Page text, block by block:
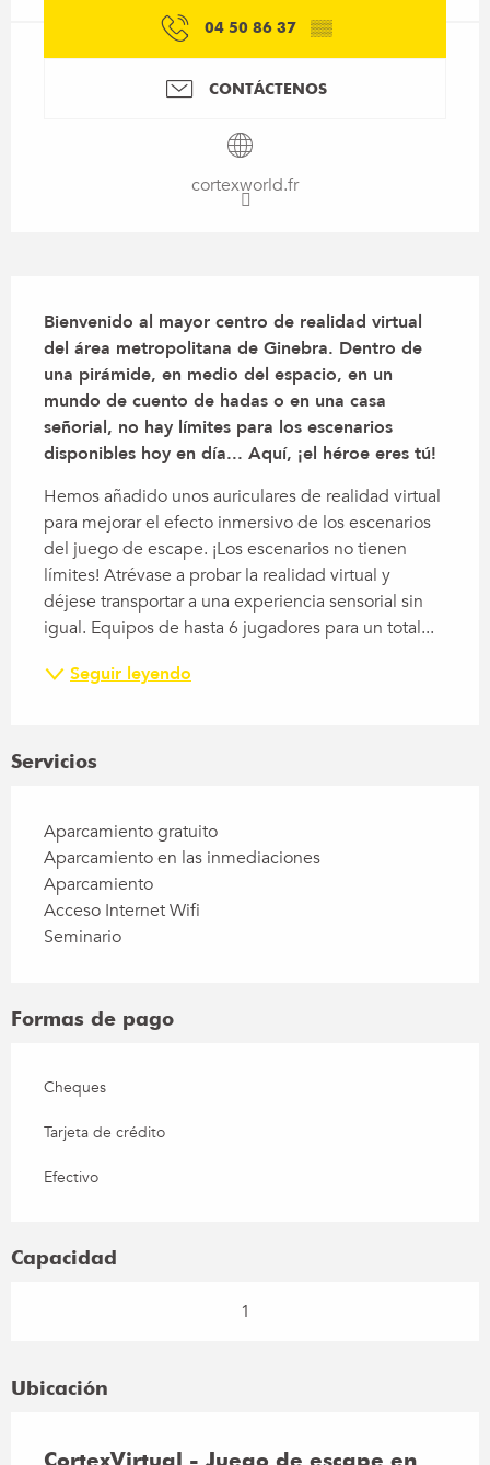
04 50 86 37 ▒▒
CONTÁCTENOS
cortexworld.fr
Bienvenido al mayor centro de realidad virtual
del área metropolitana de Ginebra. Dentro de
una pirámide, en medio del espacio, en un
mundo de cuento de hadas o en una casa
señorial, no hay límites para los escenarios
disponibles hoy en día... Aquí, ¡el héroe eres tú!
Hemos añadido unos auriculares de realidad virtual
para mejorar el efecto inmersivo de los escenarios
del juego de escape. ¡Los escenarios no tienen
límites! Atrévase a probar la realidad virtual y
déjese transportar a una experiencia sensorial sin
igual. Equipos de hasta 6 jugadores para un total...
Seguir leyendo
Servicios
Aparcamiento gratuito
Aparcamiento en las inmediaciones
Aparcamiento
Acceso Internet Wifi
Seminario
Formas de pago
Cheques
Tarjeta de crédito
Efectivo
Capacidad
1
Ubicación
CortexVirtual - Juego de escape en